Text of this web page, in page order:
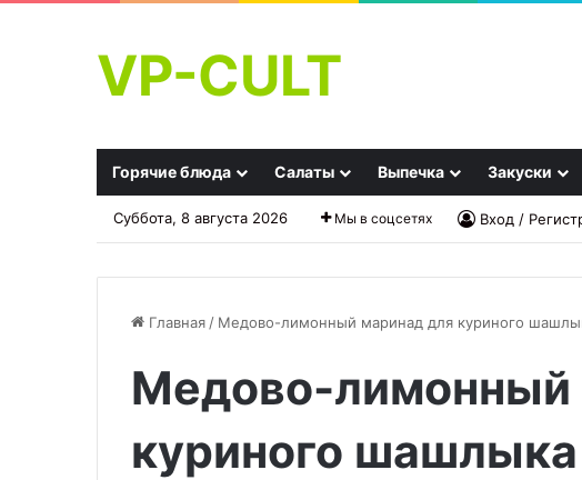
VP-CULT
Горячие блюда Салаты Выпечка Закуски
Суббота, 8 августа 2026 Мы в соцсетях Вход /
Главная / Медово-лимонный маринад для куриного
Медово-лимонный
куриного шашлыка
Скумбрия
по-